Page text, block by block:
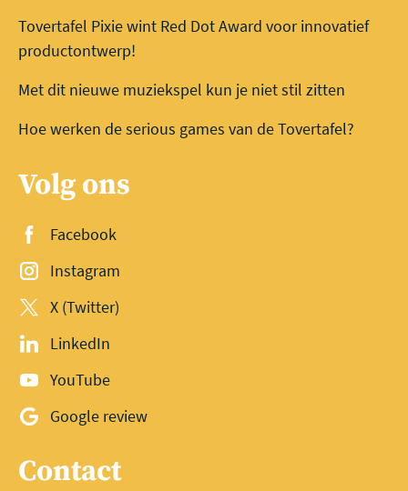
Tovertafel Pixie wint Red Dot Award voor innovatief
productontwerp!
Met dit nieuwe muziekspel kun je niet stil zitten
Hoe werken de serious games van de Tovertafel?
Volg ons
Facebook
Instagram
X (Twitter)
LinkedIn
YouTube
Google review
Contact